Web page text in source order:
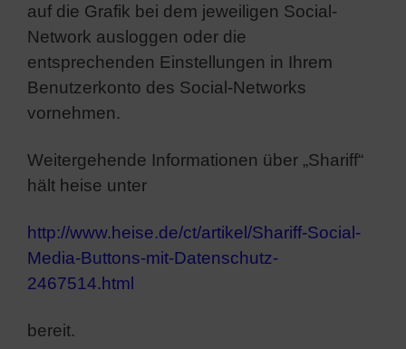
auf die Grafik bei dem jeweiligen Social-
Network ausloggen oder die
entsprechenden Einstellungen in Ihrem
Benutzerkonto des Social-Networks
vornehmen.
Weitergehende Informationen über „Shariff“
hält heise unter
http://www.heise.de/ct/artikel/Shariff-Social-
Media-Buttons-mit-Datenschutz-
2467514.html
bereit.